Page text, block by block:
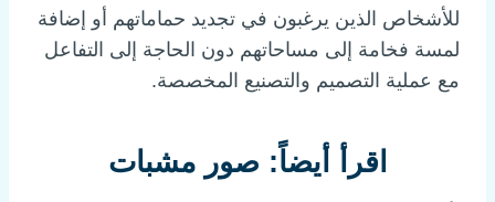
للأشخاص الذين يرغبون في تجديد حماماتهم أو إضافة
لمسة فخامة إلى مساحاتهم دون الحاجة إلى التفاعل
مع عملية التصميم والتصنيع المخصصة.
اقرأ أيضاً: صور مشبات